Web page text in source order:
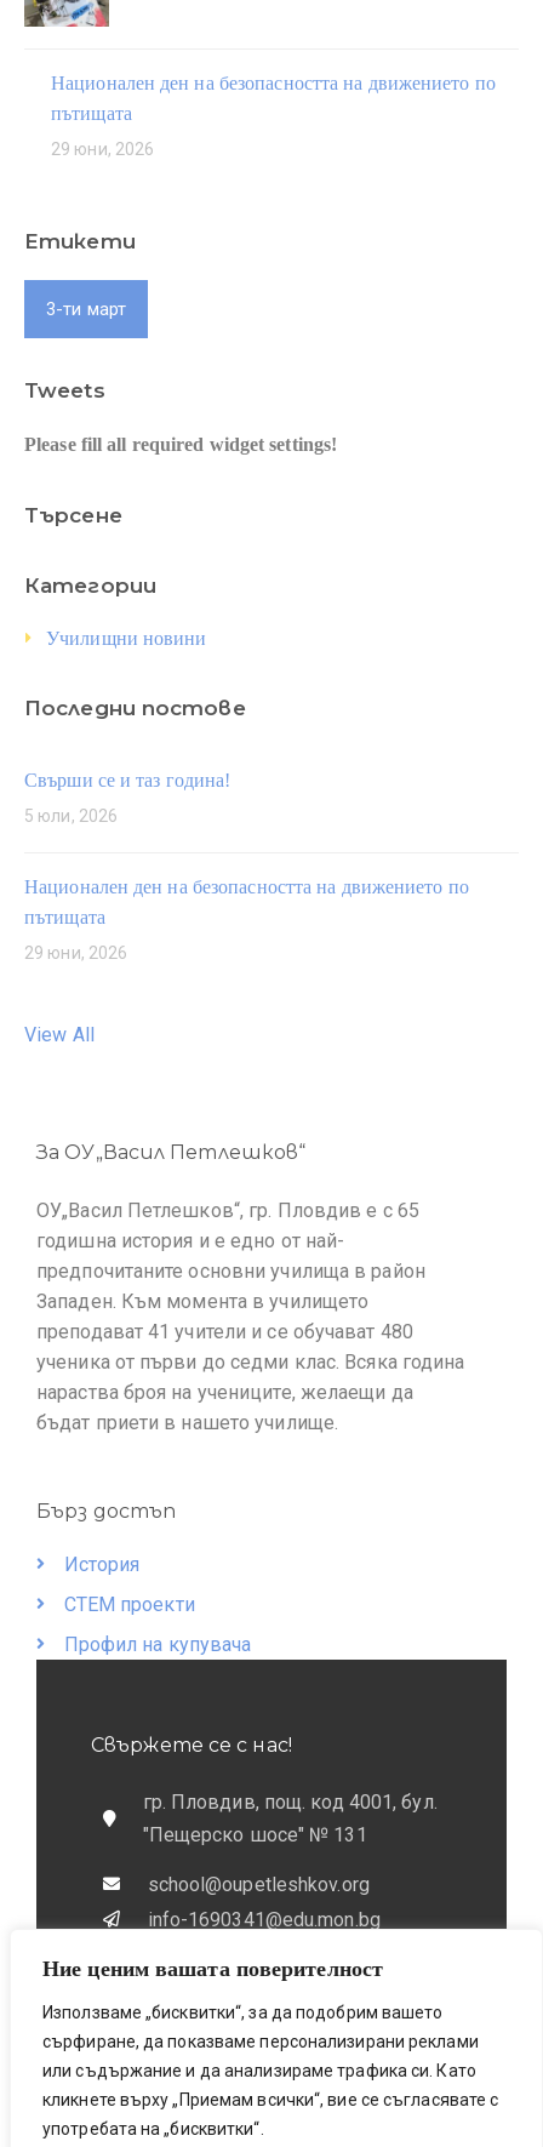
Ние ценим вашата поверителност
Използваме „бисквитки“, за да подобрим вашето
сърфиране, да показваме персонализирани реклами
или съдържание и да анализираме трафика си. Като
кликнете върху „Приемам всички“, вие се съгласявате с
употребата на „бисквитки“.
Национален ден на безопасността на движението по
пътищата
29 юни, 2026
Етикети
3-ти март
Tweets
Please fill all required widget settings!
Търсене
Категории
Училищни новини
Последни постове
Свърши се и таз година!
5 юли, 2026
Национален ден на безопасността на движението по
пътищата
29 юни, 2026
View All
За ОУ„Васил Петлешков“
ОУ„Васил Петлешков“, гр. Пловдив е с 65
годишна история и е едно от най-
предпочитаните основни училища в район
Западен. Към момента в училището
преподават 41 учители и се обучават 480
ученика от първи до седми клас. Всяка година
нараства броя на учениците, желаещи да
бъдат приети в нашето училище.
Бърз достъп
История
СТЕМ проекти
Профил на купувача
Свържете се с нас!
гр. Пловдив, пощ. код 4001, бул.
"Пещерско шосе" № 131
school@oupetleshkov.org
info-1690341@edu.mon.bg
032 / 643 673
0884 / 787772